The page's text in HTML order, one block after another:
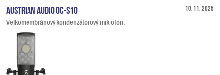
10. 11. 2025
Austrian Audio OC-S10
Velkomembránový kondenzátorový mikrofon.